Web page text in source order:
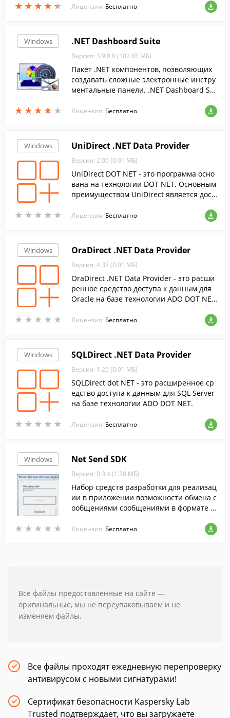
★ ★ ★ ★ ★
★ ★ ★ ★ ★ Лицензия: Бесплатно
Windows
★ ★ ★ ★ ★
★ ★ ★ ★ ★
.NET Dashboard Suite
Версия: 3.9.0.0 (102.85 МБ)
Пакет .NET компонентов, позволяющих
создавать сложные электронные инстру
ментальные панели. .NET Dashboard Sui
ограммных эмуляторов устройств и ком
понент для построения графиков и диаг
Лицензия: Бесплатно
Windows
★ ★ ★ ★ ★
★ ★ ★ ★ ★
UniDirect .NET Data Provider
Версия: 2.05 (0.01 МБ)
UniDirect DOT NET - это программа осно
вана на технологии DOT NET. Основным
преимуществом UniDirect является дост
ом и том же коде.
Лицензия: Бесплатно
Windows
★ ★ ★ ★ ★
★ ★ ★ ★ ★
OraDirect .NET Data Provider
Версия: 4.35 (0.01 МБ)
OraDirect .NET Data Provider - это расши
ренное средство доступа к данным для
Oracle на базе технологии ADO DOT NE
для разработки приложений, использую
Лицензия: Бесплатно
Windows
★ ★ ★ ★ ★
★ ★ ★ ★ ★
SQLDirect .NET Data Provider
Версия: 1.25 (0.01 МБ)
SQLDirect dot NET - это расширенное ср
едство доступа к данным для SQL Server
на базе технологии ADO DOT NET.
Лицензия: Бесплатно
Windows
★ ★ ★ ★ ★
★ ★ ★ ★ ★
Net Send SDK
Версия: 0.3.4 (1.38 МБ)
Набор средств разработки для реализац
ии в приложении возможности обмена с
ообщениями сообщениями в формате n
Лицензия: Бесплатно
Все файлы предоставленные на сайте —
оригинальные, мы не переупаковываем и не
изменяем файлы.
Все файлы проходят ежедневную перепроверку
антивирусом с новыми сигнатурами!
Сертификат безопасности Kaspersky Lab
Trusted подтверждает, что вы загружаете